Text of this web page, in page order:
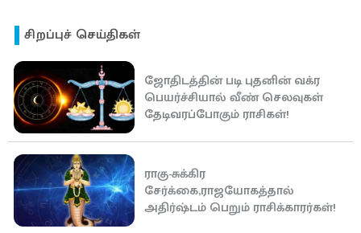
சிறப்புச் செய்திகள்
ஜோதிடத்தின் படி புதனின் வக்ர
பெயர்ச்சியால் வீண் செலவுகள்
தேடிவரப்போகும் ராசிகள்!
ராகு-சுக்கிர
சேர்க்கை,ராஜயோகத்தால்
அதிர்ஷ்டம் பெறும் ராசிக்காரர்கள்!